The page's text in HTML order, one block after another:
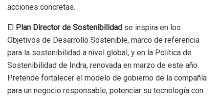
acciones concretas.
El Plan Director de Sostenibilidad se inspira en los
Objetivos de Desarrollo Sostenible, marco de referencia
para la sostenibilidad a nivel global, y en la Política de
Sostenibilidad de Indra, renovada en marzo de este año.
Pretende fortalecer el modelo de gobierno de la compañía
para un negocio responsable, potenciar su tecnología con